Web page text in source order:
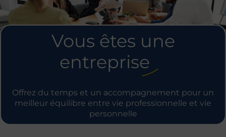
Vous êtes une
entreprise
Offrez du temps et un accompagnement pour un
meilleur équilibre entre vie professionnelle et vie
personnelle